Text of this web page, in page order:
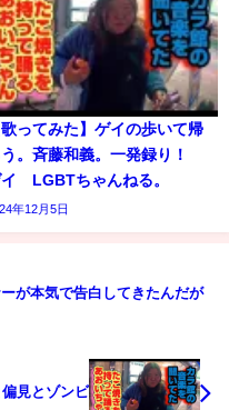
歌ってみた】ゲイの歩いて帰
う。斉藤和義。一発録り！
LGBTちゃんねる。
年12月5日
が本気で告白してきたんだが
偏見とゾンビ